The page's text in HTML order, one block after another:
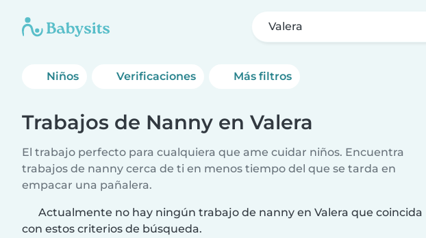
Valera
Niños Verificaciones Más filtros
Trabajos de Nanny en Valera
El trabajo perfecto para cualquiera que ame cuidar niños. Encuentra
trabajos de nanny cerca de ti en menos tiempo del que se tarda en
empacar una pañalera.
Actualmente no hay ningún trabajo de nanny en Valera que coincida
con estos criterios de búsqueda.